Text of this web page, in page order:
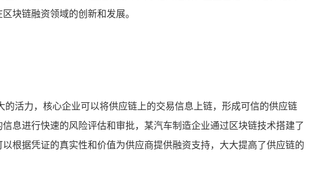
块链融资领域的创新和发展。
活力，核心企业可以将供应链上的交易信息上链，形成可信的供应链
息进行快速的风险评估和审批，某汽车制造企业通过区块链技术搭建了
根据凭证的真实性和价值为供应商提供融资支持，大大提高了供应链的